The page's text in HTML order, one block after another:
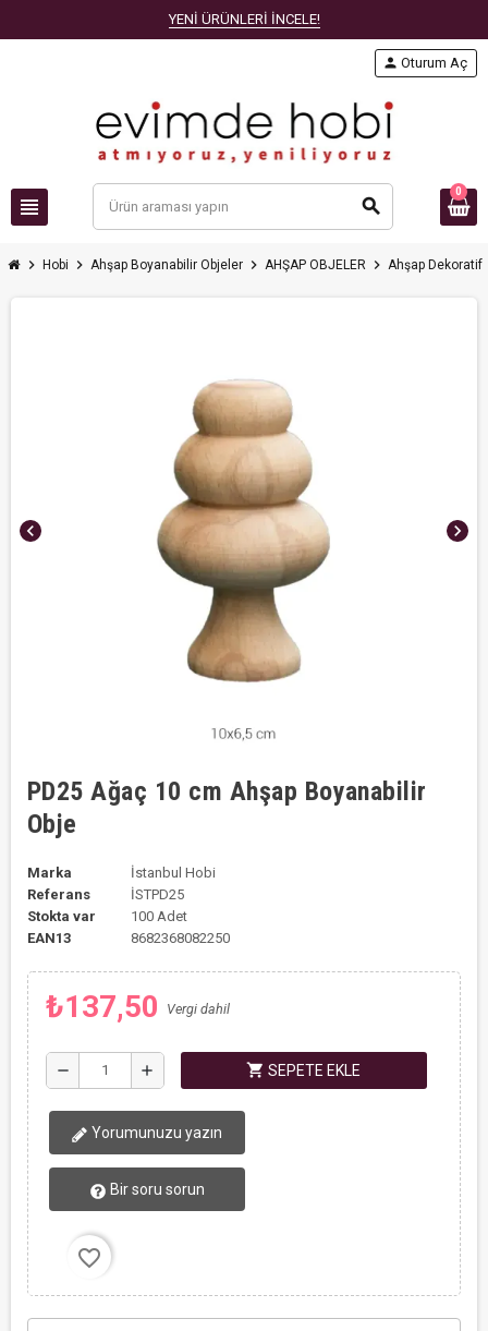
YENİ ÜRÜNLERİ İNCELE!
view_headline search
person Oturum Aç
0
chevron_right Hobi chevron_right Ahşap Boyanabilir Objeler chevron_right AHŞAP OBJELER chevron_right Ahşap Dekoratif
chevron_left chevron_right
PD25 Ağaç 10 cm Ahşap Boyanabilir
Obje
Marka
İstanbul Hobi
Referans
İSTPD25
Stokta var
100 Adet
EAN13
8682368082250
₺137,50 Vergi dahil
remove add shopping_cart SEPETE EKLE
Yorumunuzu yazın
Bir soru sorun
favorite_border